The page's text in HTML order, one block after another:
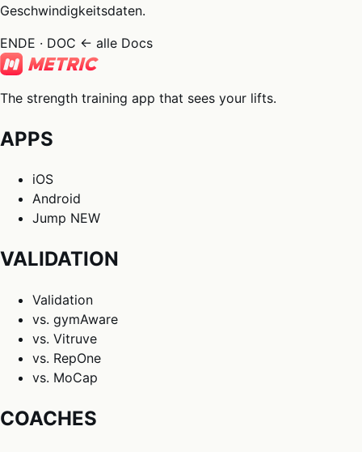
Geschwindigkeitsdaten.
ENDE · DOC ← alle Docs
The strength training app that sees your lifts.
APPS
iOS
Android
Jump NEW
VALIDATION
Validation
vs. gymAware
vs. Vitruve
vs. RepOne
vs. MoCap
COACHES